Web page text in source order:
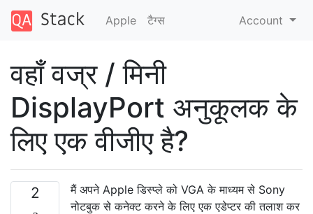
Apple टैग्‍स Account
वहाँ वज्र / मिनी
DisplayPort अनुकूलक के
लिए एक वीजीए है?
2
मैं अपने Apple डिस्प्ले को VGA के माध्यम से Sony
नोटबुक से कनेक्ट करने के लिए एक एडेप्टर की तलाश कर